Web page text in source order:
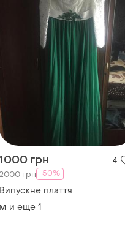
грн 4
грн -50%
Випускне плаття
M и еще 1